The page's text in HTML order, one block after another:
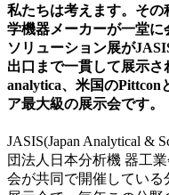
私たちは考えます。そ
学機器メーカーが一堂
ソリューション展が
出口まで一貫して展示
analytica、米国のPittcon
ア最大級の展示会です。
JASIS(Japan Analytical &
団法人日本分析機 器工
会が共同で開催している